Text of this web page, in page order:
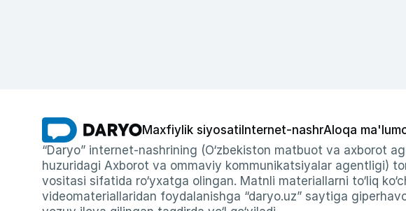
Maxfiylik siyosati Internet-nashrAloqa
“Daryo” internet-nashrining (O‘zbekiston matbuot va axborot
huzuridagi Axborot va ommaviy kommunikatsiyalar agentligi)
vositasi sifatida ro‘yxatga olingan. Matnli materiallarni to‘liq
videomateriallaridan foydalanishga “daryo.uz” saytiga